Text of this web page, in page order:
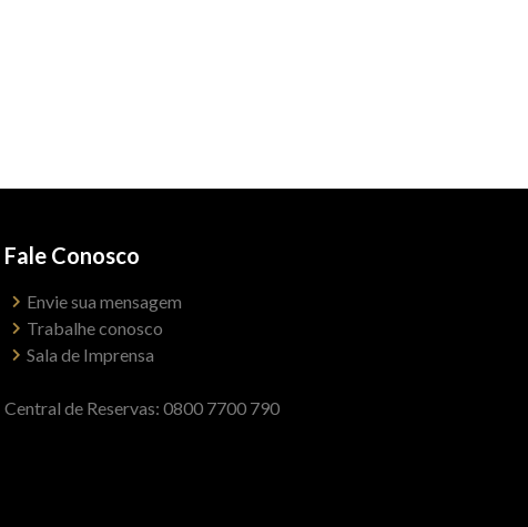
Fale Conosco
Envie sua mensagem
Trabalhe conosco
Sala de Imprensa
Central de Reservas: 0800 7700 790